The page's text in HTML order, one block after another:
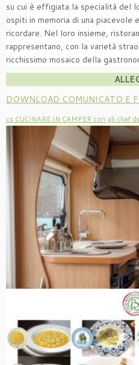
su cui è effigiata la specialità del
ospiti in memoria di una piacevole
ricordare. Nel loro insieme,
rappresentano, con la varietà
ricchissimo mosaico della
DOWNLOAD COMUNICATO E
cs CUCINARE IN CAMPER con gli chef